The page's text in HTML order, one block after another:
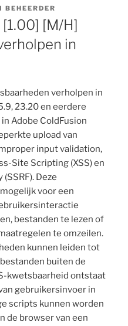
BEHEERDER
[M/H]
in
verholpen in
23.20 en eerdere
Adobe ColdFusion
upload van
input validation,
Site Scripting (XSS) en
Deze
voor een
bestanden te lezen of
te omzeilen.
kunnen leiden tot
buiten de
kwetsbaarheid ontstaat
gebruikersinvoer in
scripts kunnen worden
de browser van een